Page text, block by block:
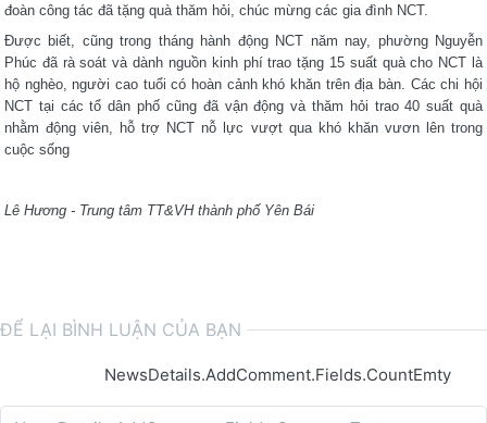
đoàn công tác đã tặng quà thăm hỏi, chúc mừng các gia đình NCT.
Được biết, cũng trong tháng hành động NCT năm nay, phường Nguyễn
Phúc đã rà soát và dành nguồn kinh phí trao tặng 15 suất quà cho NCT là
hộ nghèo, người cao tuổi có hoàn cảnh khó khăn trên địa bàn. Các chi hội
NCT tại các tổ dân phố cũng đã vận động và thăm hỏi trao 40 suất quà
nhằm động viên, hỗ trợ NCT nỗ lực vượt qua khó khăn vươn lên trong
cuộc sống
Lê Hương - Trung tâm TT&VH thành phố Yên Bái
ĐỂ LẠI BÌNH LUẬN CỦA BẠN
NewsDetails.AddComment.Fields.CountEmty